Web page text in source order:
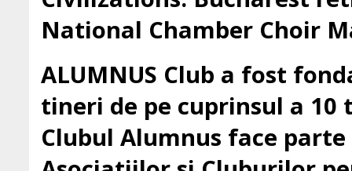
National Chamber Choir
ALUMNUS Club a fost
tineri de pe cuprinsul a 10
Clubul Alumnus face